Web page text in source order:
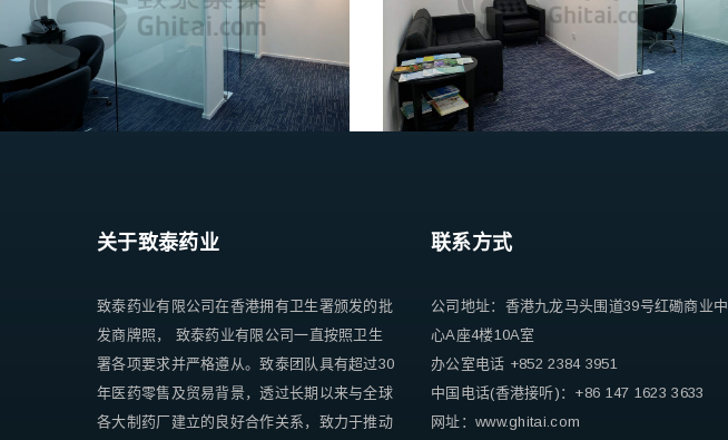
关于致泰药业
致泰药业有限公司在香港拥有卫生署颁发的批
发商牌照， 致泰药业有限公司一直按照卫生
署各项要求并严格遵从。致泰团队具有超过30
年医药零售及贸易背景，透过长期以来与全球
各大制药厂建立的良好合作关系，致力于推动
联系方式
公司地址：香港九龙马头围道39号红磡商业中
心A座4楼10A室
办公室电话 +852 2384 3951
中国电话(香港接听)：+86 147 1623 3633
网址：www.ghitai.com